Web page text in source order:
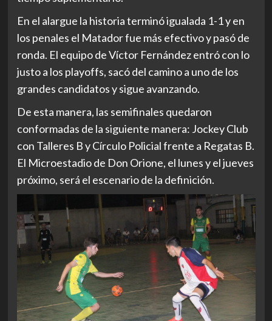
En el alargue la historia terminó igualada 1-1 y en
los penales el Matador fue más efectivo y pasó de
ronda. El equipo de Víctor Fernández entró con lo
justo a los playoffs, sacó del camino a uno de los
grandes candidatos y sigue avanzando.
De esta manera, las semifinales quedaron
conformadas de la siguiente manera: Jockey Club
con Talleres B y Círculo Policial frente a Regatas B.
El Microestadio de Don Orione, el lunes y el jueves
próximo, será el escenario de la definición.